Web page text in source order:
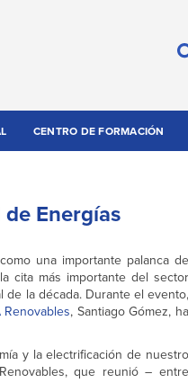
CENTRO DE FORMACIÓN
Energías
una importante palanca de
cita más importante del sector
de la década. Durante el evento,
Renovables, Santiago Gómez, ha
y la electrificación de nuestro
que reunió – entre